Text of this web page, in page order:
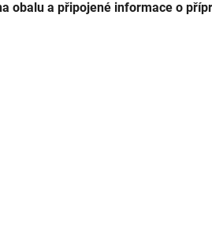
obalu a připojené informace o